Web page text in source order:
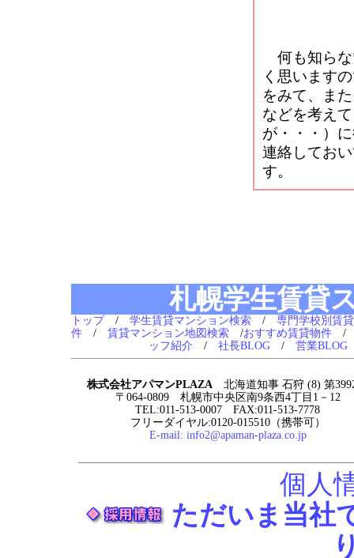
何も知らな
く思います
をみて、ま
などを考え
が・・・）
連絡してお
す。
札幌学生賃貸
トップ / 学生賃貸マンション検索 / 専門学校別賃
件 / 賃貸マンション地図検索 /おすすめ賃貸物件
ッフ紹介 / 社長BLOG / 営業BLOG
株式会社アパマンPLAZA 北海道知事 石狩 (8) 第
〒064-0809 札幌市中央区南9条西4丁目1－12
TEL:011-513-0007 FAX:011-513-7778
フリーダイヤル:0120-015510（携帯可）
E-mail: info2@apaman-plaza.co.jp
個人
ただいま当社